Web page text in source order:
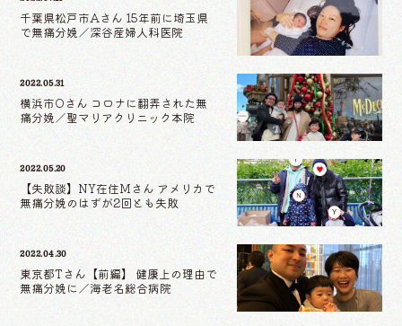
千葉県松戸市Aさん 15年前に埼玉県
で無痛分娩／深谷産婦人科医院
2022.05.31
横浜市Oさん コロナに翻弄された無
痛分娩／聖マリアクリニック本院
2022.05.20
【失敗談】NY在住Mさん アメリカで
無痛分娩のはずが2回とも失敗
2022.04.30
東京都Tさん【前編】 健康上の理由で
無痛分娩に／海老名総合病院